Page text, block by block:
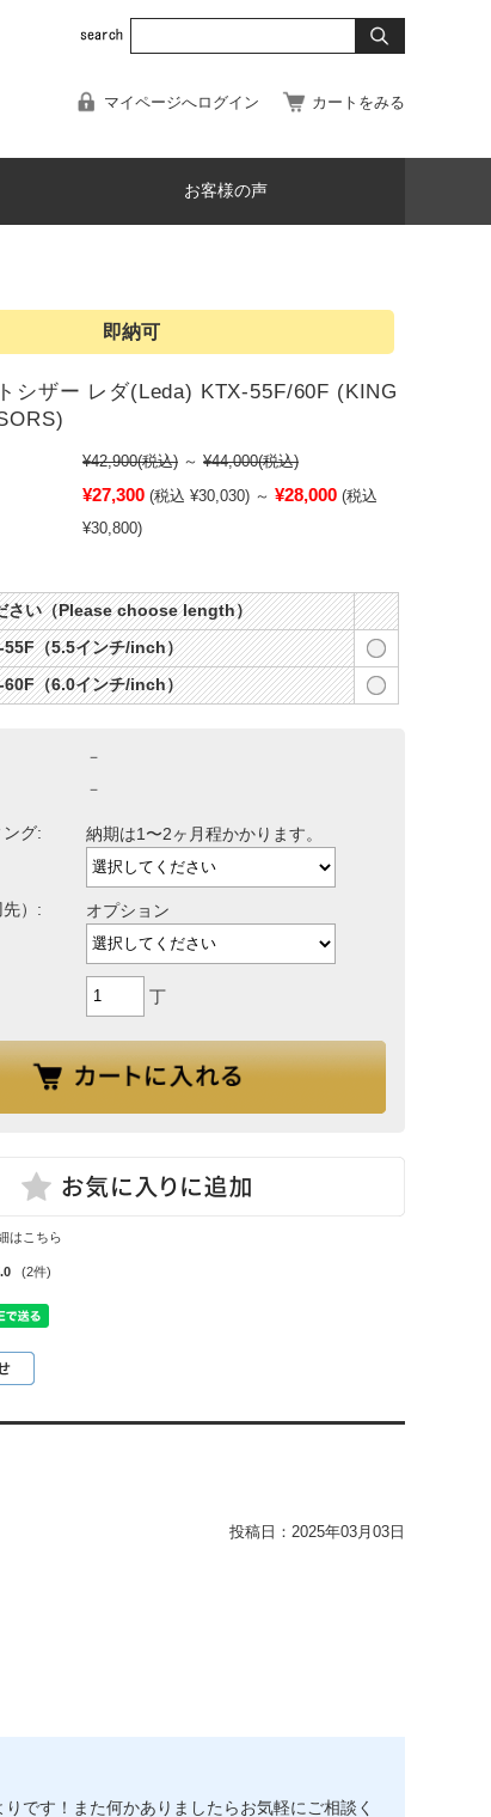
マイページへログイン カートをみる
お客様の声
即納可
シザー レダ(Leda) KTX-55F/60F (KING
¥42,900(税込) ～ ¥44,000(税込)
¥27,300 (税込 ¥30,030) ～ ¥28,000 (税込
¥30,800)
さい（Please choose length）
（5.5インチ/inch）
（6.0インチ/inch）
－
－
グ: 納期は1〜2ヶ月程かかります。
）: オプション
丁
はこちら
(2件)
投稿日： 2025年03月03日
です！また何かありましたらお気軽にご相談く